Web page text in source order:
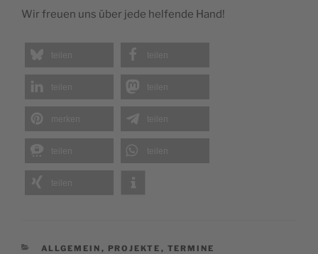
Wir freuen uns über jede helfende Hand!
teilen teilen
teilen teilen
teilen
teilen teilen
teilen
KATEGORIEN
ALLGEMEIN , PROJEKTE , TERMINE